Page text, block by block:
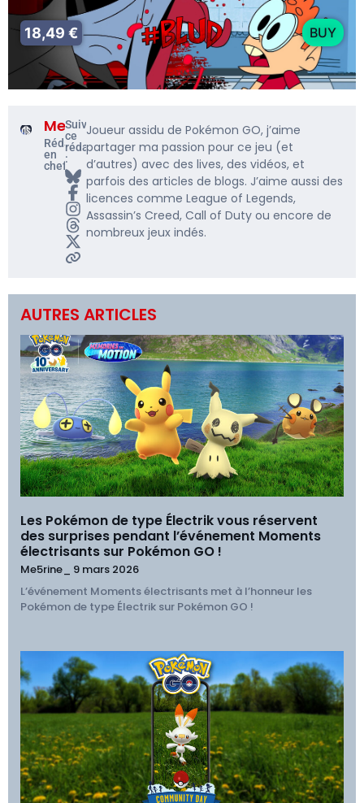
18,49 € BUY
Me5rine_
Rédacteur
en
chef
Suivre
ce
rédacteur
:
Joueur assidu de Pokémon GO, j’aime
partager ma passion pour ce jeu (et
d’autres) avec des lives, des vidéos, et
parfois des articles de blogs. J’aime aussi des
licences comme League of Legends,
Assassin’s Creed, Call of Duty ou encore de
nombreux jeux indés.
AUTRES ARTICLES
Les Pokémon de type Électrik vous réservent
des surprises pendant l’événement Moments
électrisants sur Pokémon GO !
Me5rine_ 9 mars 2026
L’événement Moments électrisants met à l’honneur les
Pokémon de type Électrik sur Pokémon GO !